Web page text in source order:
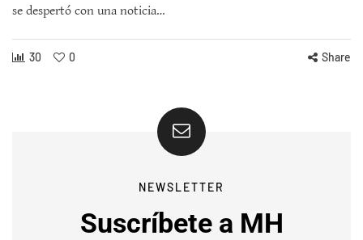
se despertó con una noticia…
30 0 Share
NEWSLETTER
Suscríbete a MH